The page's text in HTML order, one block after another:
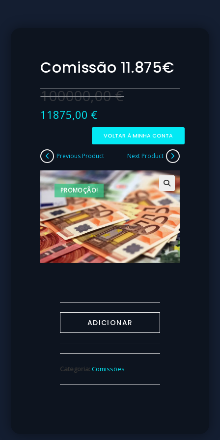
Comissão 11.875€
100000,00€
11875,00 €
VOLTAR À MINHA CONTA
PROMOÇÃO!
Previous Product Next Product
ADICIONAR
Categoria:Comissões